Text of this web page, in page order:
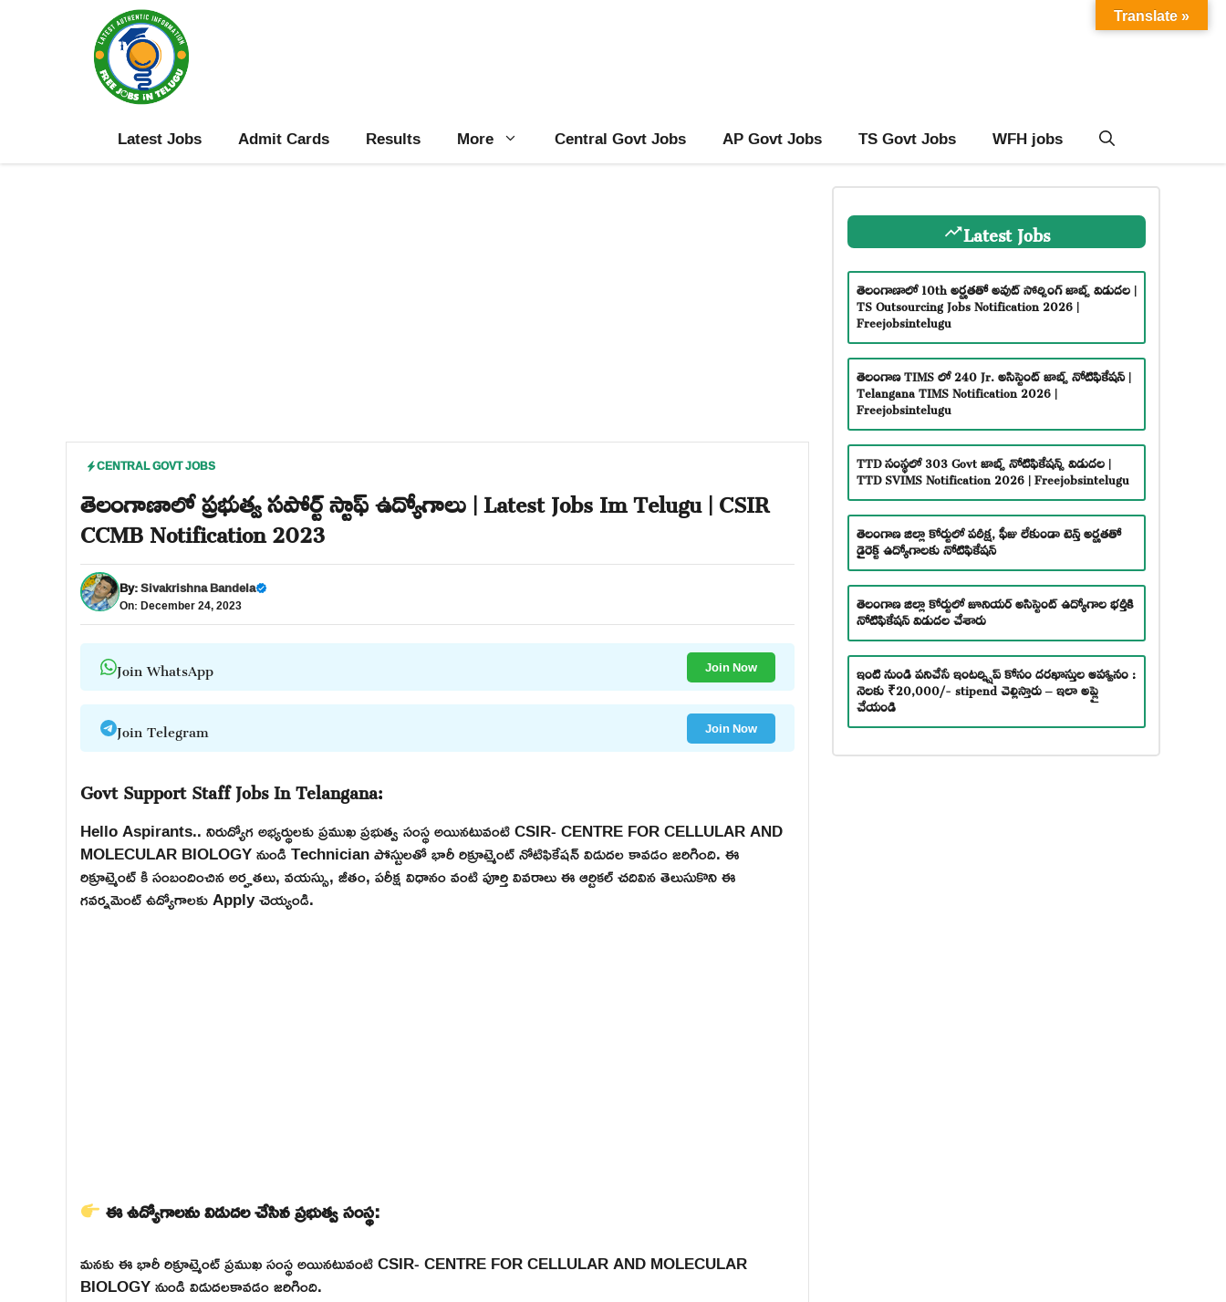
Latest Jobs Admit Cards Results More Central Govt Jobs AP Govt Jobs TS Govt Jobs WFH jobs
CENTRAL GOVT JOBS
తెలంగాణాలో ప్రభుత్వ సపోర్ట్ స్టాఫ్ ఉద్యోగాలు | Latest Jobs Im Telugu | CSIR
CCMB Notification 2023
By:Sivakrishna Bandela
On: December 24, 2023
Join WhatsApp Join Now
Join Telegram Join Now
Govt Support Staff Jobs In Telangana:
Hello Aspirants.. నిరుద్యోగ అభ్యర్థులకు ప్రముఖ ప్రభుత్వ సంస్థ అయినటువంటి CSIR- CENTRE FOR CELLULAR AND
MOLECULAR BIOLOGY నుండి Technician పోస్టులతో భారీ రిక్రూట్మెంట్ నోటిఫికేషన్ విడుదల కావడం జరిగింది. ఈ
రిక్రూట్మెంట్ కి సంబందించిన అర్హతలు, వయస్సు, జీతం, పరీక్ష విధానం వంటి పూర్తి వివరాలు ఈ ఆర్టికల్ చదివిన తెలుసుకొని ఈ
గవర్నమెంట్ ఉద్యోగాలకు Apply చెయ్యండి.
ఈ ఉద్యోగాలను విడుదల చేసిన ప్రభుత్వ సంస్థ:
మనకు ఈ భారీ రిక్రూట్మెంట్ ప్రముఖ సంస్థ అయినటువంటి CSIR- CENTRE FOR CELLULAR AND MOLECULAR
BIOLOGY నుండి విడుదలకావడం జరిగింది.
Latest Jobs
తెలంగాణాలో 10th అర్హతతో అవుట్ సోర్సింగ్ జాబ్స్ విడుదల |
TS Outsourcing Jobs Notification 2026 |
Freejobsintelugu
తెలంగాణ TIMS లో 240 Jr. అసిస్టెంట్ జాబ్స్ నోటిఫికేషన్ |
Telangana TIMS Notification 2026 |
Freejobsintelugu
TTD సంస్థలో 303 Govt జాబ్స్ నోటిఫికేషన్స్ విడుదల |
TTD SVIMS Notification 2026 | Freejobsintelugu
తెలంగాణ జిల్లా కోర్టులో పరీక్ష, ఫీజు లేకుండా టెన్త్ అర్హతతో
డైరెక్ట్ ఉద్యోగాలకు నోటిఫికేషన్
తెలంగాణ జిల్లా కోర్టులో జూనియర్ అసిస్టెంట్ ఉద్యోగాల భర్తీకి
నోటిఫికేషన్ విడుదల చేశారు
ఇంటి నుండి పనిచేసే ఇంటర్న్షిప్ కోసం దరఖాస్తుల ఆహ్వానం :
నెలకు ₹20,000/- stipend చెల్లిస్తారు – ఇలా అప్లై
చేయండి
Translate »